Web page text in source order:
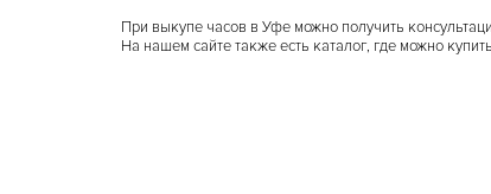
При выкупе часов в Уфе можно получить
На нашем сайте также есть каталог, где можно